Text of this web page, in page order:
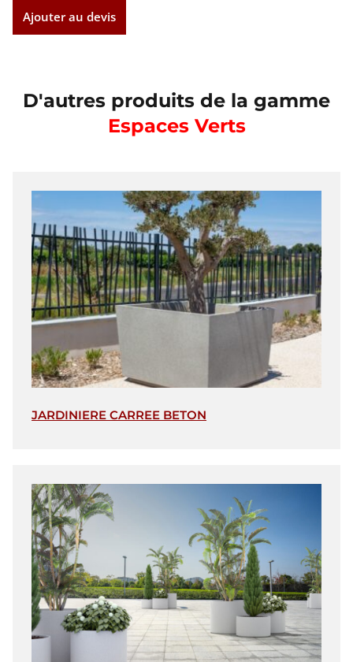
Ajouter au devis
D'autres produits de la gamme
Espaces Verts
JARDINIERE CARREE BETON